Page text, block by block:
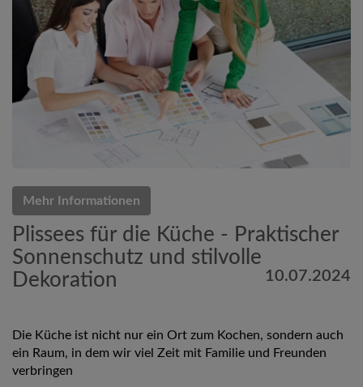
Mehr Informationen
Plissees für die Küche - Praktischer
Sonnenschutz und stilvolle
Dekoration
10.07.2024
Die Küche ist nicht nur ein Ort zum Kochen, sondern auch
ein Raum, in dem wir viel Zeit mit Familie und Freunden
verbringen